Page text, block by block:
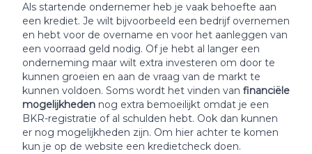
Als startende ondernemer heb je vaak behoefte aan
een krediet. Je wilt bijvoorbeeld een bedrijf overnemen
en hebt voor de overname en voor het aanleggen van
een voorraad geld nodig. Of je hebt al langer een
onderneming maar wilt extra investeren om door te
kunnen groeien en aan de vraag van de markt te
kunnen voldoen. Soms wordt het vinden van financiële
mogelijkheden nog extra bemoeilijkt omdat je een
BKR-registratie of al schulden hebt. Ook dan kunnen
er nog mogelijkheden zijn. Om hier achter te komen
kun je op de website een kredietcheck doen.